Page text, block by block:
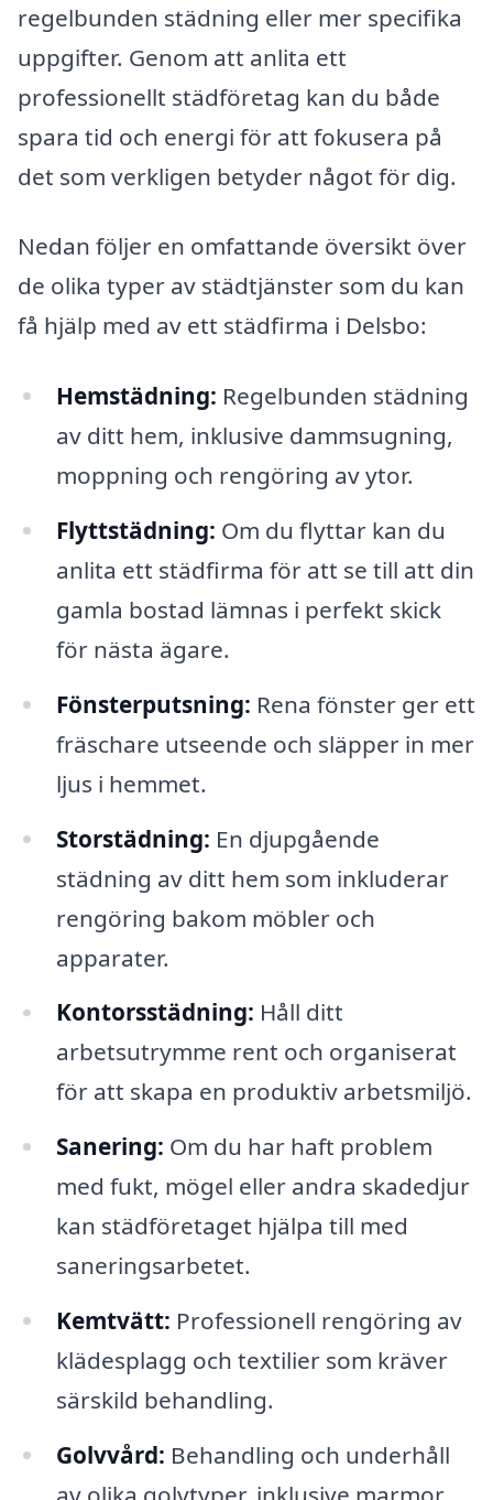
regelbunden städning eller mer specifika
uppgifter. Genom att anlita ett
professionellt städföretag kan du både
spara tid och energi för att fokusera på
det som verkligen betyder något för dig.
Nedan följer en omfattande översikt över
de olika typer av städtjänster som du kan
få hjälp med av ett städfirma i Delsbo:
Hemstädning: Regelbunden städning
av ditt hem, inklusive dammsugning,
moppning och rengöring av ytor.
Flyttstädning: Om du flyttar kan du
anlita ett städfirma för att se till att din
gamla bostad lämnas i perfekt skick
för nästa ägare.
Fönsterputsning: Rena fönster ger ett
fräschare utseende och släpper in mer
ljus i hemmet.
Storstädning: En djupgående
städning av ditt hem som inkluderar
rengöring bakom möbler och
apparater.
Kontorsstädning: Håll ditt
arbetsutrymme rent och organiserat
för att skapa en produktiv arbetsmiljö.
Sanering: Om du har haft problem
med fukt, mögel eller andra skadedjur
kan städföretaget hjälpa till med
saneringsarbetet.
Kemtvätt: Professionell rengöring av
klädesplagg och textilier som kräver
särskild behandling.
Golvvård: Behandling och underhåll